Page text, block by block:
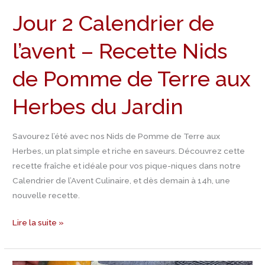
Jour 2 Calendrier de
l’avent – Recette Nids
de Pomme de Terre aux
Herbes du Jardin
Savourez l’été avec nos Nids de Pomme de Terre aux
Herbes, un plat simple et riche en saveurs. Découvrez cette
recette fraîche et idéale pour vos pique-niques dans notre
Calendrier de l’Avent Culinaire, et dès demain à 14h, une
nouvelle recette.
Nids
Pomme
de
Terre
aux
Herbes
Lire la suite »